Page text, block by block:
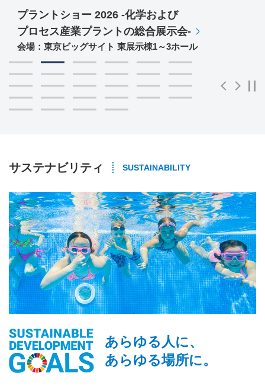
プラントショー 2026 -化学および
プロセス産業プラントの総合展示会-
会場：東京ビッグサイト 東展示棟1～3ホール
5
6
11
12
17
18
23
24
Previous
Next
サステナビリティ SUSTAINABILITY
あらゆる人に、
あらゆる場所に。